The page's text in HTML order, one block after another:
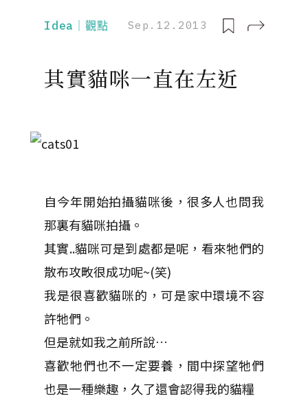
Idea｜觀點 Sep.12.2013
其實貓咪一直在左近
自今年開始拍攝貓咪後，很多人也問我
那裏有貓咪拍攝。
其實..貓咪可是到處都是呢，看來牠們的
散布攻畋很成功呢~(笑)
我是很喜歡貓咪的，可是家中環境不容
許牠們。
但是就如我之前所說…
喜歡牠們也不一定要養，間中探望牠們
也是一種樂趣，久了還會認得我的貓糧